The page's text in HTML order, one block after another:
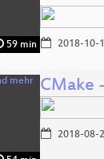
59 min 2018-10-
CMake
2018-08-